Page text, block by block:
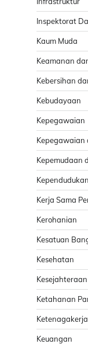
Inspektorat
Kaum Muda
Keamanan
Kebersihan
Kebudayaan
Kepegawaian
Kepegawaian
Kepemudaan
Kerja Sama
Kerohanian
Kesatuan
Kesehatan
Ketahanan
Keuangan